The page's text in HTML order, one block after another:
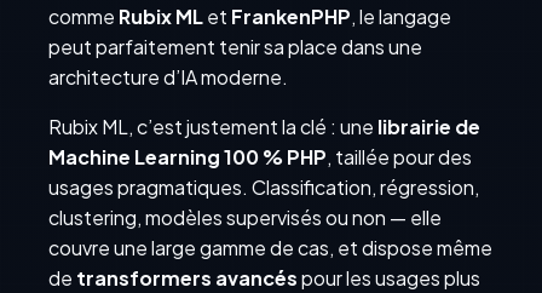
comme Rubix MLet FrankenPHP, le langage
peut parfaitement tenir sa place dans une
architecture d’IA moderne.
Rubix ML, c’est justement la clé : une librairie de
Machine Learning 100 % PHP, taillée pour des
usages pragmatiques. Classification, régression,
clustering, modèles supervisés ou non — elle
couvre une large gamme de cas, et dispose même
de transformers avancéspour les usages plus